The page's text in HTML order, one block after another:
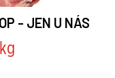
- JEN U NÁS